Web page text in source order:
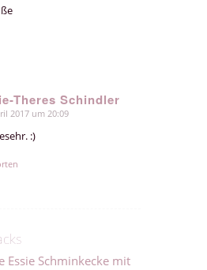
Theres Schindler
2017 um 20:09
:)
Essie Schminkecke mit